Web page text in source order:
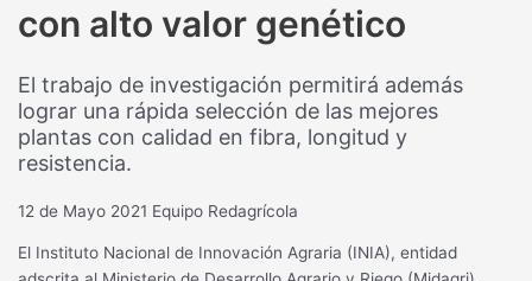
con alto valor genético
El trabajo de investigación permitirá además
lograr una rápida selección de las mejores
plantas con calidad en fibra, longitud y
resistencia.
12 de Mayo 2021 Equipo Redagrícola
El Instituto Nacional de Innovación Agraria (INIA), entidad